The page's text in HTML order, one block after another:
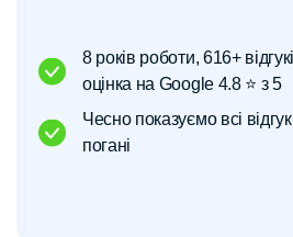
8 років роботи, 616+
оцінка на Google 4.8 ⭐️ з 5
Чесно показуємо всі
погані